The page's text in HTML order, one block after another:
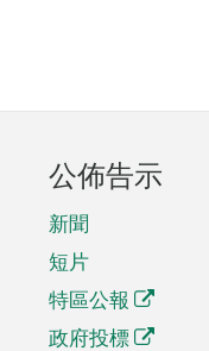
公佈告示
新聞
短片
特區公報
政府投標